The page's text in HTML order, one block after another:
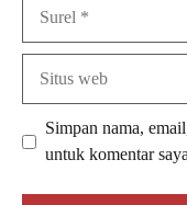
Simpan nama,
untuk komentar